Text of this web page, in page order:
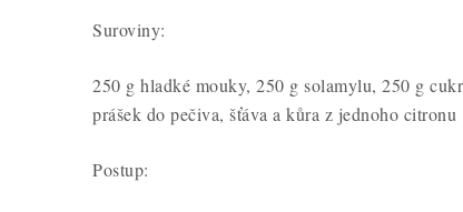
Suroviny:
250 g hladké mouky, 250 g solamylu, 250 g
prášek do pečiva, šťáva a kůra z jednoho citronu
Postup: